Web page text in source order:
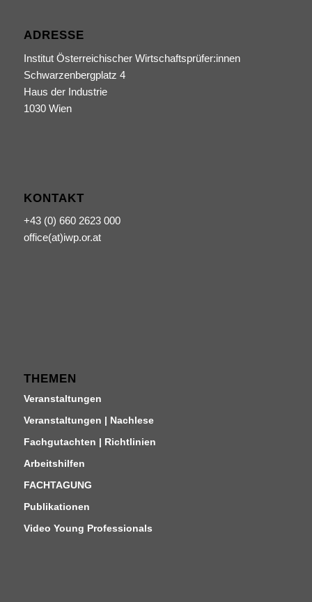
ADRESSE
Institut Österreichischer Wirtschaftsprüfer:innen
Schwarzenbergplatz 4
Haus der Industrie
1030 Wien
KONTAKT
+43 (0) 660 2623 000
office(at)iwp.or.at
THEMEN
Veranstaltungen
Veranstaltungen | Nachlese
Fachgutachten | Richtlinien
Arbeitshilfen
FACHTAGUNG
Publikationen
Video Young Professionals